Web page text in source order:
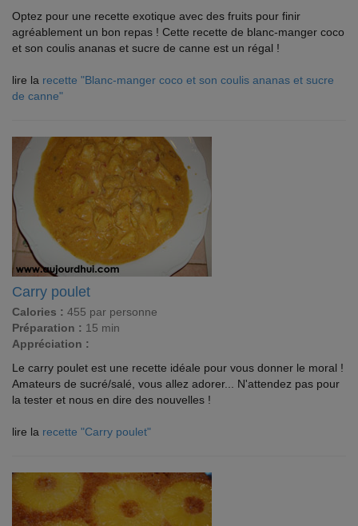
Optez pour une recette exotique avec des fruits pour finir
agréablement un bon repas ! Cette recette de blanc-manger coco
et son coulis ananas et sucre de canne est un régal !
lire la recette "Blanc-manger coco et son coulis ananas et sucre
de canne"
Carry poulet
Calories : 455 par personne
Préparation : 15 min
Appréciation :
Le carry poulet est une recette idéale pour vous donner le moral !
Amateurs de sucré/salé, vous allez adorer... N'attendez pas pour
la tester et nous en dire des nouvelles !
lire la recette "Carry poulet"